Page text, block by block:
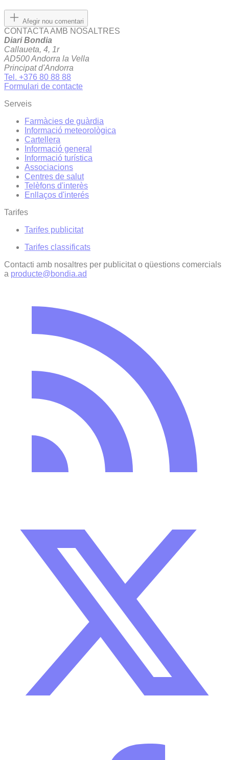
Afegir nou comentari
CONTACTA AMB NOSALTRES
Diari Bondia
Callaueta, 4, 1r
AD500 Andorra la Vella
Principat d'Andorra
Tel. +376 80 88 88
Formulari de contacte
Serveis
Farmàcies de guàrdia
Informació meteorològica
Cartellera
Informació general
Informació turística
Associacions
Centres de salut
Telèfons d'interès
Enllaços d'interés
Tarifes
Tarifes publicitat
Tarifes classificats
Contacti amb nosaltres per publicitat o qüestions comercials
a producte@bondia.ad